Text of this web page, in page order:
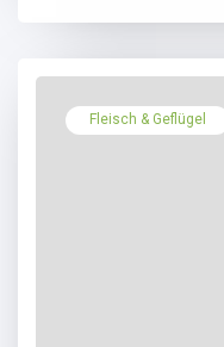
Fleisch & Geflügel